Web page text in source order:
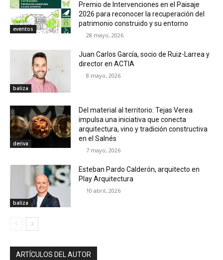
eventos
Premio de Intervenciones en el Paisaje
2026 para reconocer la recuperación del
patrimonio construido y su entorno
28 mayo, 2026
baliza
Juan Carlos García, socio de Ruiz-Larrea y
director en ACTIA
8 mayo, 2026
deriva
Del material al territorio: Tejas Verea
impulsa una iniciativa que conecta
arquitectura, vino y tradición constructiva
en el Salnés
7 mayo, 2026
baliza
Esteban Pardo Calderón, arquitecto en
Play Arquitectura
10 abril, 2026
ARTÍCULOS DEL AUTOR